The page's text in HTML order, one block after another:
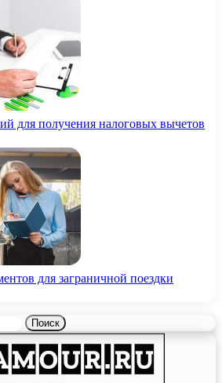
для получения налоговых вычетов
для заграничной поездки